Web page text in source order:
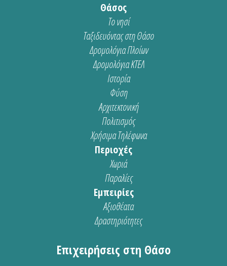
Θάσος
Το νησί
Ταξιδευόντας στη Θάσο
Δρομολόγια Πλοίων
Δρομολόγια ΚΤΕΛ
Ιστορία
Φύση
Αρχιτεκτονική
Πολιτισμός
Χρήσιμα Τηλέφωνα
Περιοχές
Χωριά
Παραλίες
Εμπειρίες
Αξιοθέατα
Δραστηριότητες
Επιχειρήσεις στη Θάσο